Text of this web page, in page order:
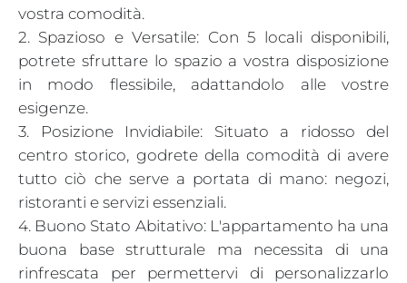
vostra comodità.
2. Spazioso e Versatile: Con 5 locali disponibili,
potrete sfruttare lo spazio a vostra disposizione
in modo flessibile, adattandolo alle vostre
esigenze.
3. Posizione Invidiabile: Situato a ridosso del
centro storico, godrete della comodità di avere
tutto ciò che serve a portata di mano: negozi,
ristoranti e servizi essenziali.
4. Buono Stato Abitativo: L'appartamento ha una
buona base strutturale ma necessita di una
rinfrescata per permettervi di personalizzarlo